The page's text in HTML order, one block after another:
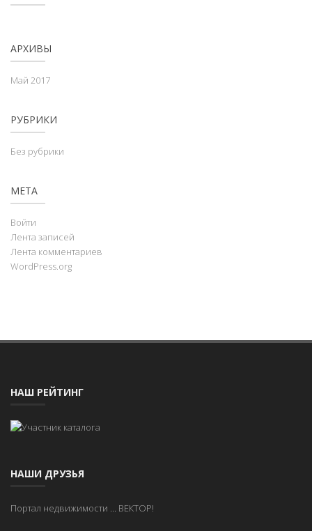
АРХИВЫ
Май 2017
РУБРИКИ
Без рубрики
МЕТА
Войти
Лента записей
Лента комментариев
WordPress.org
НАШ РЕЙТИНГ
НАШИ ДРУЗЬЯ
Портал недвижимости ... ВЕКТОР!